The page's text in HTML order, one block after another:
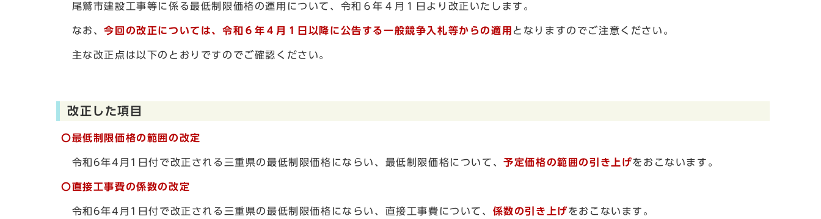
尾鷲市建設工事等に係る最低制限価格の運用について、令和６年４月１日より改正いたします。
なお、今回の改正については、令和６年４月１日以降に公告する一般競争入札等からの適用 となりますのでご注意ください。
主な改正点は以下のとおりですのでご確認ください。
改正した項目
〇最低制限価格の範囲の改定
令和6年4月1日付で改正される三重県の最低制限価格にならい、最低制限価格について、予定価格の範囲の引き上げをおこないます。
〇直接工事費の係数の改定
令和6年4月1日付で改正される三重県の最低制限価格にならい、直接工事費について、 係数の引き上げをおこないます。